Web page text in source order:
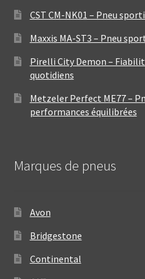
CST CM-NK01 – Pneu
Maxxis MA-ST3 – Pneu
Pirelli City Demon –
quotidiens
Metzeler Perfect ME77 –
performances équilibrées
Marques de pneus
Avon
Bridgestone
Continental